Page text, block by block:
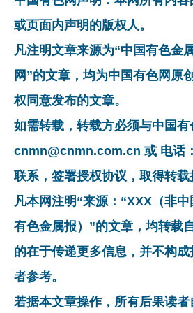
或页面内声明的版权人。
凡注明文章来源为“中国有色金
网”的文章，均为中国有色网原
权同意发布的文章。
如需转载，转载方必须与中国有
cnmn@cnmn.com.cn 或 电话
联系，签署授权协议，取得转载
凡本网注明“来源：“XXX（非
有色金属报）”的文章，均转载
的在于传递更多信息，并不构
者参考。
若据本文章操作，所有后果读者